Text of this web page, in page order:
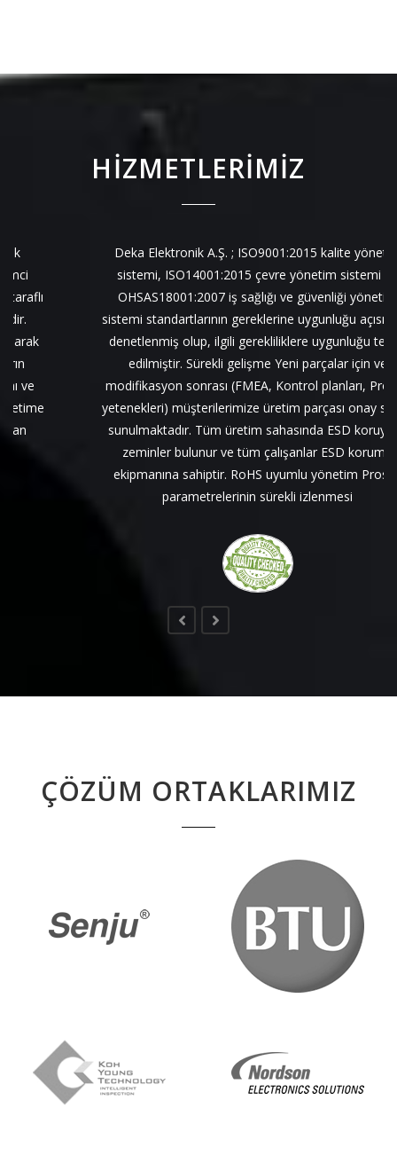
HİZMETLERİMİZ
Deka Elektronik A.Ş. ; ISO9001:2015 kalite yönetim
sistemi, ISO14001:2015 çevre yönetim sistemi ve
OHSAS18001:2007 iş sağlığı ve güvenliği yönetim
sistemi standartlarının gereklerine uygunluğu açısından
denetlenmiş olup, ilgili gerekliliklere uygunluğu tespit
edilmiştir. Sürekli gelişme Yeni parçalar için ve
modifikasyon sonrası (FMEA, Kontrol planları, Proses
yetenekleri) müşterilerimize üretim parçası onay süreci
sunulmaktadır. Tüm üretim sahasında ESD koruyucu
zeminler bulunur ve tüm çalışanlar ESD koruma
ekipmanına sahiptir. RoHS uyumlu yönetim Proses
parametrelerinin sürekli izlenmesi
TOPLAM KALİTE YÖNETİMİ